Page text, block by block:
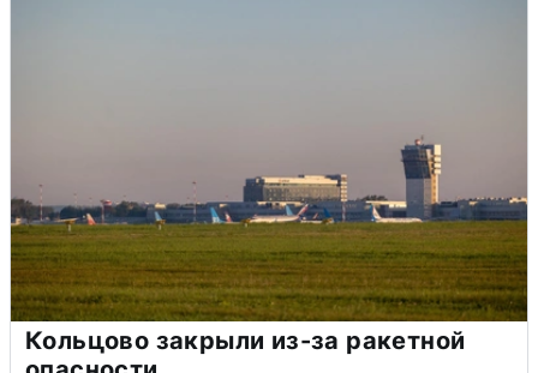
Кольцово закрыли из-за ракетной